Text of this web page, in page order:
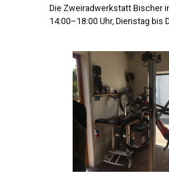
Die Zweiradwerkstatt Bischer
14:00–18:00 Uhr, Dienstag bis